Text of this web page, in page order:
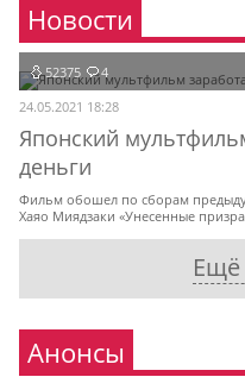
Новости
52375 4
24.05.2021 18:28
Японский
деньги
Фильм обошел по сборам
Хаяо Миядзаки «Унесенные
Ещё
Анонсы